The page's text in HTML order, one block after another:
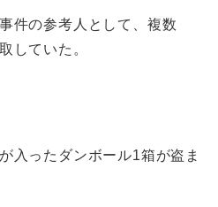
件の参考人として、複数
していた。
入ったダンボール1箱が盗ま